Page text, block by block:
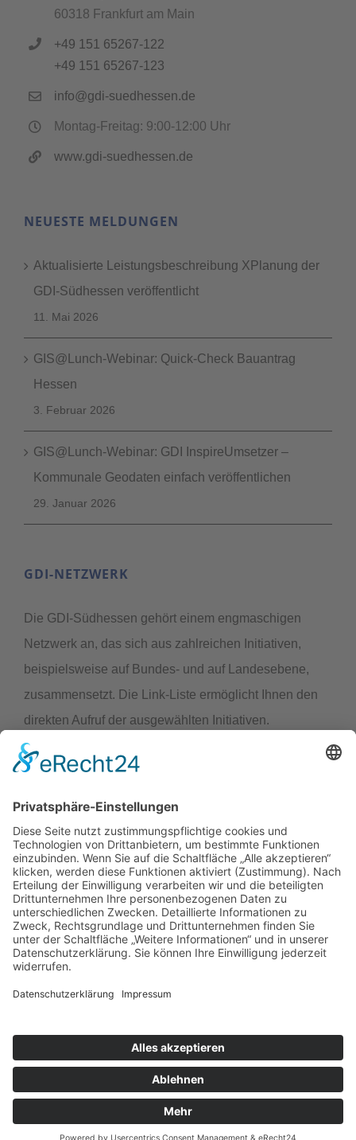
60318 Frankfurt am Main
+49 151 65267-122
+49 151 65267-123
info@gdi-suedhessen.de
Montag-Freitag: 9:00-12:00 Uhr
www.gdi-suedhessen.de
NEUESTE MELDUNGEN
Aktualisierte Leistungsbeschreibung XPlanung der
GDI-Südhessen veröffentlicht
11. Mai 2026
GIS@Lunch-Webinar: Quick-Check Bauantrag
Hessen
3. Februar 2026
GIS@Lunch-Webinar: GDI InspireUmsetzer –
Kommunale Geodaten einfach veröffentlichen
29. Januar 2026
GDI-NETZWERK
Die GDI-Südhessen gehört einem engmaschigen
Netzwerk an, das sich aus zahlreichen Initiativen,
beispielsweise auf Bundes- und auf Landesebene,
zusammensetzt. Die Link-Liste ermöglicht Ihnen den
direkten Aufruf der ausgewählten Initiativen.
Geodateninfrastruktur Deutschland (GDI-DE)
Geoportal.de
INSPIRE
INSPIRE Geoportal
2026Impressum
YouTube